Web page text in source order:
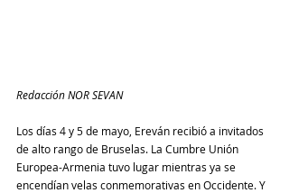
Redacción NOR SEVAN
Los días 4 y 5 de mayo, Ereván recibió a invitados
de alto rango de Bruselas. La Cumbre Unión
Europea-Armenia tuvo lugar mientras ya se
encendían velas conmemorativas en Occidente. Y